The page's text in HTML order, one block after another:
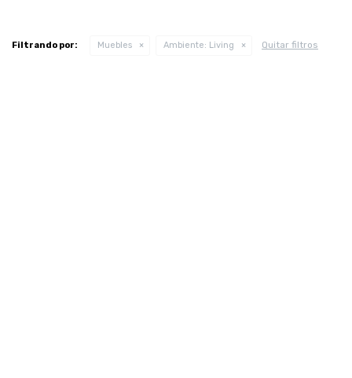
Filtrando por: Muebles Ambiente: Living Quitar filtros